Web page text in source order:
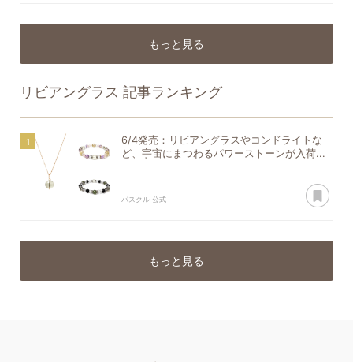
もっと見る
リビアングラス 記事ランキング
6/4発売：リビアングラスやコンドライトな
ど、宇宙にまつわるパワーストーンが入荷...
パスクル 公式
もっと見る